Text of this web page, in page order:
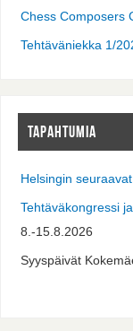
Chess Composers
Tehtäväniekka 1/
TAPAHTUMIA
Helsingin
Tehtäväkongressi
8.-15.8.2026
Syyspäivät